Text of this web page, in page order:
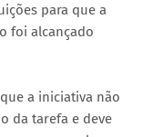
para que a
foi alcançado
a iniciativa não
da tarefa e deve